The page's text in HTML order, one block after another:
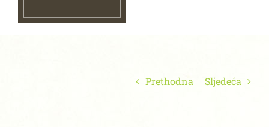
Prethodna Sljedeća